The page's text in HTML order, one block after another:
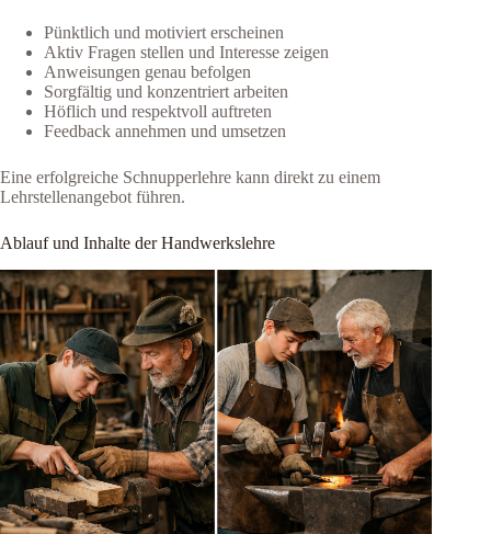
Pünktlich und motiviert erscheinen
Aktiv Fragen stellen und Interesse zeigen
Anweisungen genau befolgen
Sorgfältig und konzentriert arbeiten
Höflich und respektvoll auftreten
Feedback annehmen und umsetzen
Eine erfolgreiche Schnupperlehre kann direkt zu einem
Lehrstellenangebot führen.
Ablauf und Inhalte der Handwerkslehre